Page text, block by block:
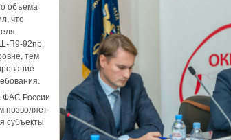
объема
что
П9-92пр.
тем
ФАС России
позволяет
субъекты